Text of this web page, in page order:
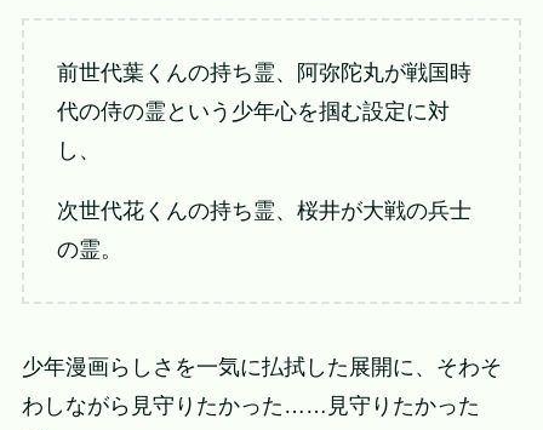
前世代葉くんの持ち霊、阿弥陀丸が戦国時
代の侍の霊という少年心を掴む設定に対
し、
次世代花くんの持ち霊、桜井が大戦の兵士
の霊。
少年漫画らしさを一気に払拭した展開に、そわそ
わしながら見守りたかった……見守りたかった